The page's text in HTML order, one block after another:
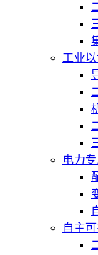
工业
电力
自主